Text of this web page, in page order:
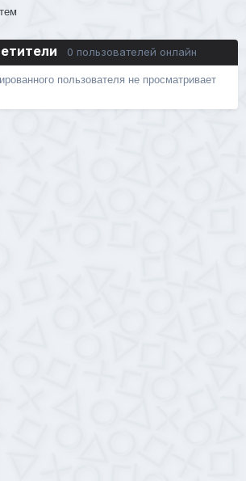
0 пользователей онлайн
пользователя не просматривает